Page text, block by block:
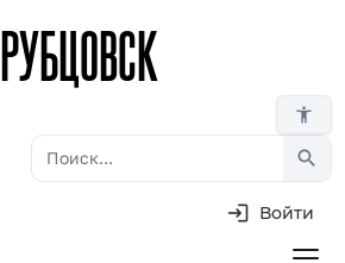
РУБЦОВСК
accessibility_new
search
Войти